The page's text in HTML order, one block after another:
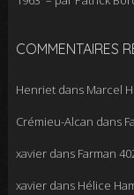
COMMENTAIRES
Henrietdans Marcel
Crémieu-Alcan dans
xavierdans Farman
xavierdans Hélice